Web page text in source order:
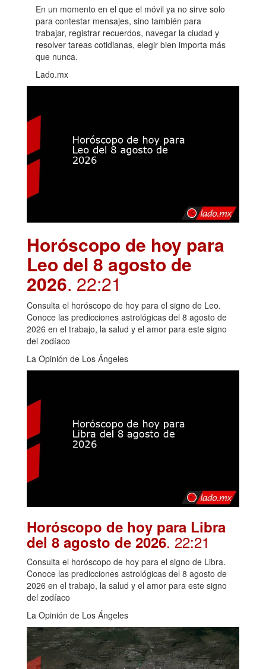
En un momento en el que el móvil ya no sirve solo
para contestar mensajes, sino también para
trabajar, registrar recuerdos, navegar la ciudad y
resolver tareas cotidianas, elegir bien importa más
que nunca.
Lado.mx
Horóscopo de hoy para
Leo del 8 agosto de
2026. 22:21
Consulta el horóscopo de hoy para el signo de Leo.
Conoce las predicciones astrológicas del 8 agosto de
2026 en el trabajo, la salud y el amor para este signo
del zodíaco
La Opinión de Los Ángeles
Horóscopo de hoy para Libra
del 8 agosto de 2026. 22:21
Consulta el horóscopo de hoy para el signo de Libra.
Conoce las predicciones astrológicas del 8 agosto de
2026 en el trabajo, la salud y el amor para este signo
del zodíaco
La Opinión de Los Ángeles